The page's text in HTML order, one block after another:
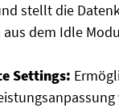
stellt die
dem Idle
Settings: